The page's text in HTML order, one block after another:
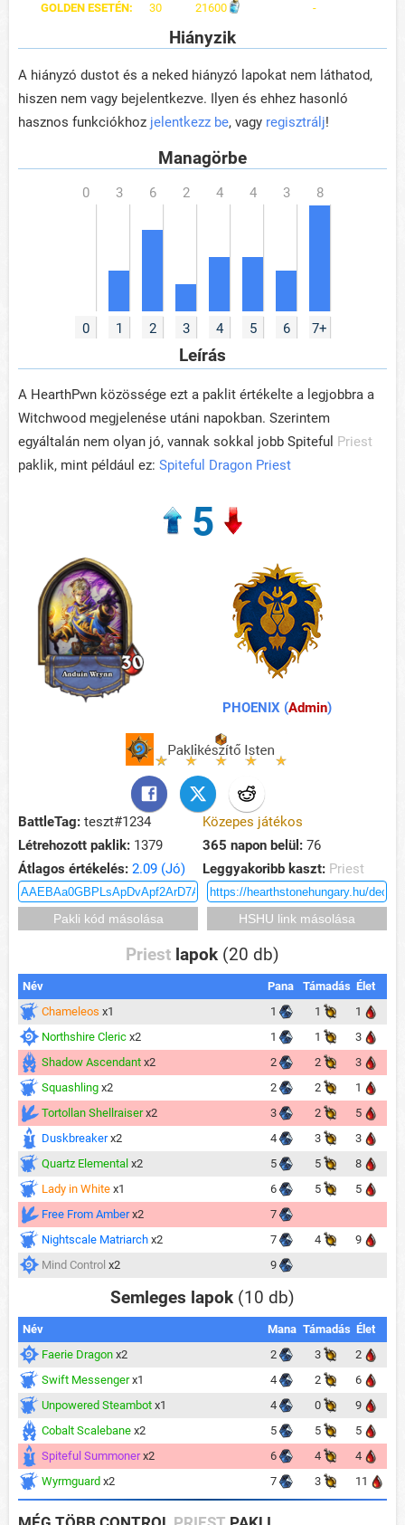
GOLDEN ESETÉN:
30 21600 -
Hiányzik
A hiányzó dustot és a neked hiányzó lapokat nem láthatod,
hiszen nem vagy bejelentkezve. Ilyen és ehhez hasonló
hasznos funkciókhoz jelentkezz be, vagy regisztrálj!
Managörbe
0 1 2 3 4 5 6 7+
Leírás
A HearthPwn közössége ezt a paklit értékelte a legjobbra a
Witchwood megjelenése utáni napokban. Szerintem
egyáltalán nem olyan jó, vannak sokkal jobb Spiteful Priest
paklik, mint például ez: Spiteful Dragon Priest
5
PHOENIX (Admin)
BattleTag: teszt#1234
Közepes játékos
Létrehozott paklik: 1379 365 napon belül: 76
Átlagos értékelés: 2.09 (Jó) Leggyakoribb kaszt: Priest
Priest lapok (20 db)
Név Pana Támadás Élet
Chameleos x1 1 1
1
Northshire Cleric x2 1 1
3
Shadow Ascendant x2 2 2
3
Squashling x2 2 2
1
Tortollan Shellraiser x2 3 2
5
Duskbreaker x2 4 3
3
Quartz Elemental x2 5 5
8
Lady in White x1 6 5
5
Free From Amber x2
7
Nightscale Matriarch x2 7 4
9
Mind Control x2 9
Semleges lapok (10 db)
Név Mana Támadás Élet
Faerie Dragon x2 2 3
2
Swift Messenger x1 4 2
6
Unpowered Steambot x1 4 0
9
Cobalt Scalebane x2 5 5
5
Spiteful Summoner x2 6 4
4
Wyrmguard x2 7 3 11